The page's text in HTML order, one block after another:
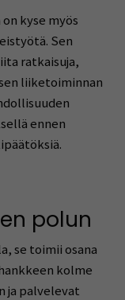
kyse myös
Sen
ratkaisuja,
liiketoiminnan
ennen
polun
se toimii osana
kolme
ja palvelevat